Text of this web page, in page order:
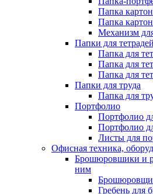
Папка
Папка
Механизм
Папки для тетрадей
Папка для
Папка для
Папка для
Папки для труда
Папка для
Портфолио
Портфолио
Портфолио
Листы для
Офисная техника,
Брошюровшики и
ним
Гребень для